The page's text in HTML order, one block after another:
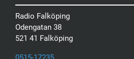
Radio Falköping
Odengatan 38
521 41 Falköping